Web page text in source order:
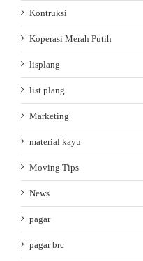
Kontruksi
Koperasi Merah Putih
lisplang
list plang
Marketing
material kayu
Moving Tips
News
pagar
pagar brc